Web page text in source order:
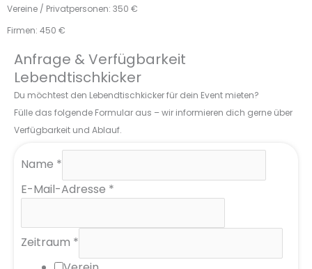
Vereine / Privatpersonen: 350 €
Firmen: 450 €
Anfrage & Verfügbarkeit
Lebendtischkicker
Du möchtest den Lebendtischkicker für dein Event mieten?
Fülle das folgende Formular aus – wir informieren dich gerne über
Verfügbarkeit und Ablauf.
Name *
E-Mail-Adresse *
N
Zeitraum *